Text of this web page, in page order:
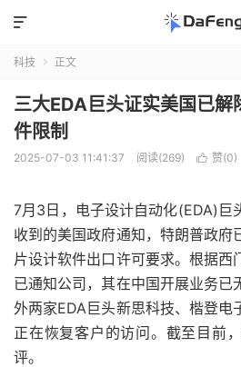

科技  正文
三大EDA巨头证实美国已解
件限制
2025-07-03 11:41:37 阅读(269)  赞(0)
7月3日，电子设计自动化(EDA)巨
收到的美国政府通知，特朗普政府
片设计软件出口许可要求。根据西
已通知公司，其在中国开展业务已
外两家EDA巨头新思科技、楷登电
正在恢复客户的访问。截至目前
评。